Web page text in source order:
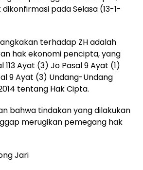
pada Selasa (13-1-
terhadap ZH adalah
hak ekonomi pencipta, yang
Ayat (3) Jo Pasal 9 Ayat (1)
9 Ayat (3) Undang-Undang
tentang Hak Cipta.
bahwa tindakan yang dilakukan
merugikan pemegang hak
Jari